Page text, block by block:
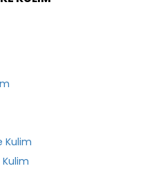
Kulim
Bas Larkin ke Kulim